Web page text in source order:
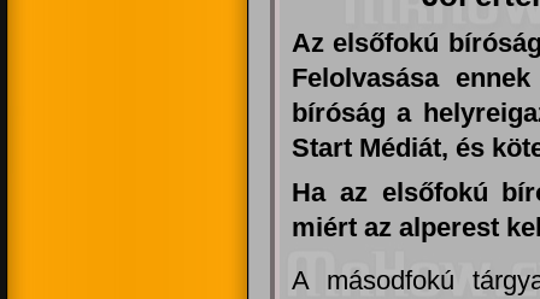
Az elsőfokú
Felolvasása
bíróság a
Start Médiát, és
Ha az elsőfokú
miért az alperest
A másodfokú